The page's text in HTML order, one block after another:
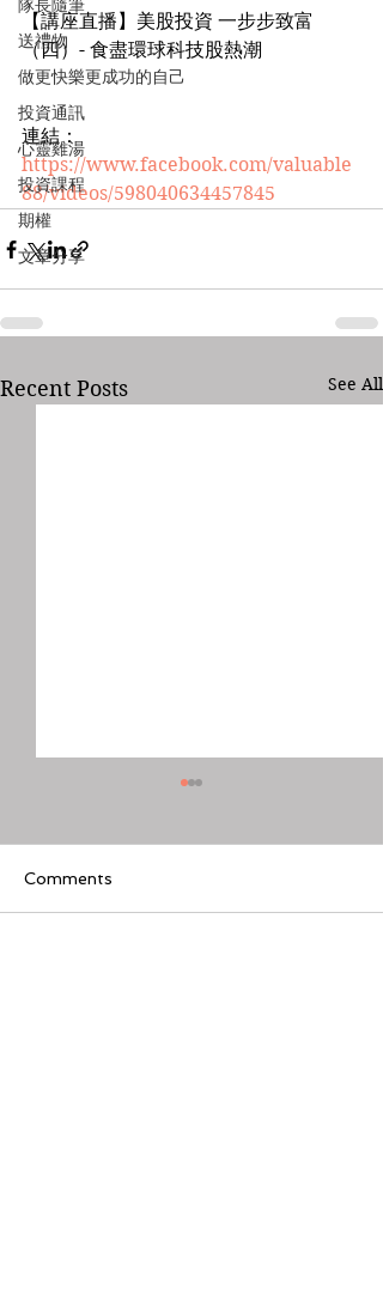
隊長隨筆
送禮物
做更快樂更成功的自己
投資通訊
心靈雞湯
投資課程
期權
文章分享
【講座直播】美股投資 一步步致富
（四）- 食盡環球科技股熱潮
連結：
https://www.facebook.com/valuable
88/videos/598040634457845
Recent Posts See All
Comments